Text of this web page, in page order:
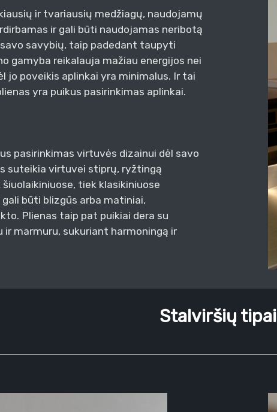
ir tvariausių medžiagų, naudojamų
ir gali būti naudojamas neribotą
savybių, taip padedant taupyti
gamyba reikalauja mažiau energijos nei
jo poveikis aplinkai yra minimalus. Ir tai
yra puikus pasirinkimas aplinkai.
pasirinkimas virtuvės dizainui dėl savo
suteikia virtuvei stiprų, ryžtingą
tiek klasikiniuose
būti blizgūs arba matiniai,
Plienas taip pat puikiai dera su
ir marmuru, sukuriant harmoningą ir
Stalviršių tipai